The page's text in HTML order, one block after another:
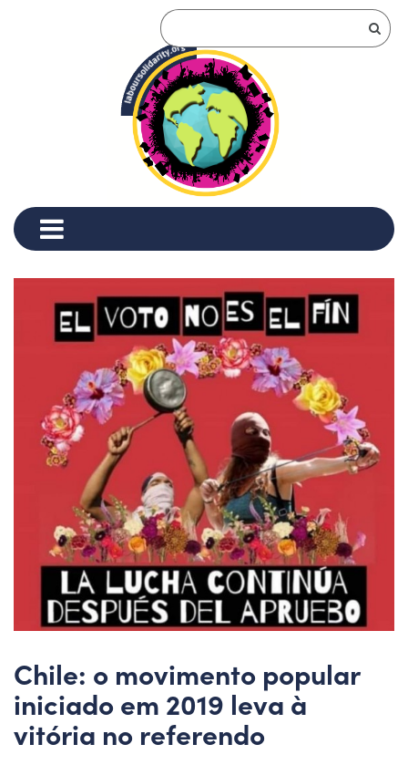
Chile: o movimento popular
iniciado em 2019 leva à
vitória no referendo